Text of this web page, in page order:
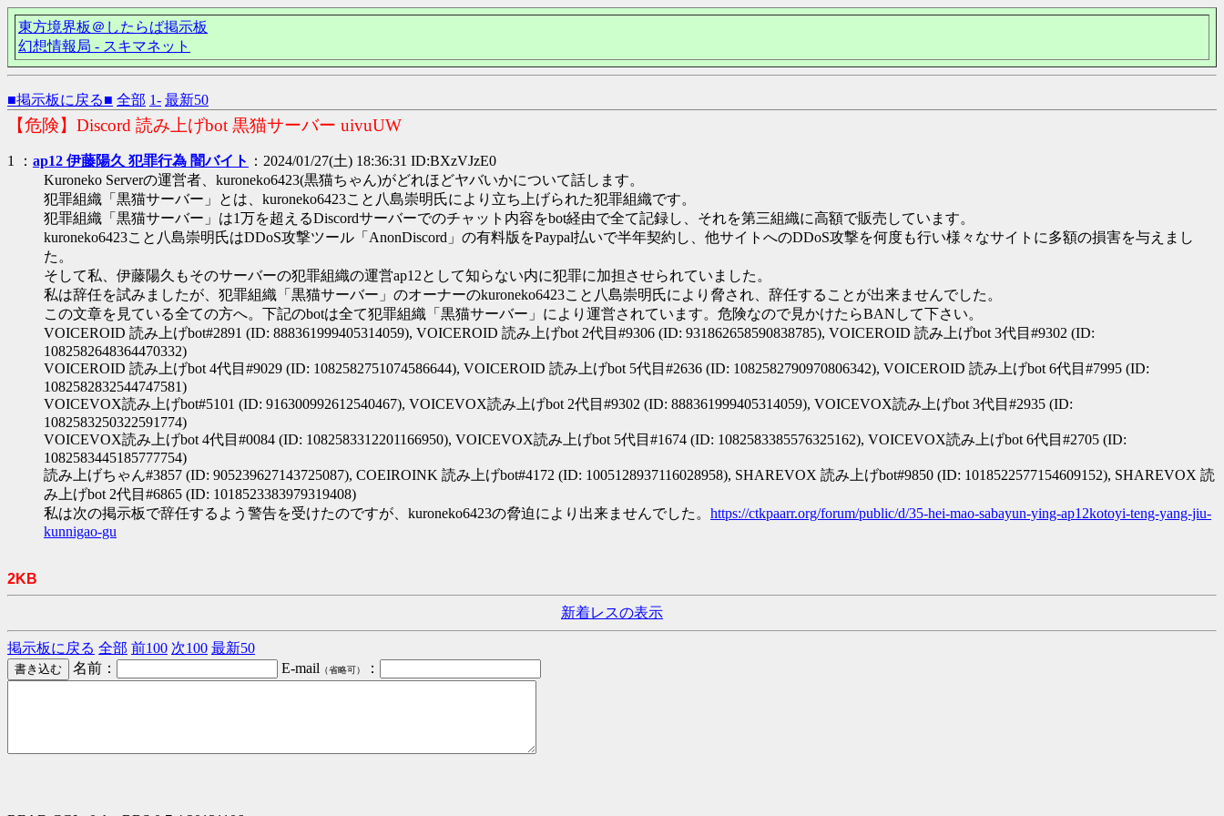
東方境界板＠したらば掲示板
幻想情報局 - スキマネット
■掲示板に戻る■ 全部 1- 最新50
【危険】Discord 読み上げbot 黒猫サーバー uivuUW
1 ： ap12 伊藤陽久 犯罪行為 闇バイト ：2024/01/27(土) 18:36:31 ID:BXzVJzE0
Kuroneko Serverの運営者、kuroneko6423(黒猫ちゃん)がどれほどヤバいかについて話します。
犯罪組織「黒猫サーバー」とは、kuroneko6423こと八島崇明氏により立ち上げられた犯罪組織です。
犯罪組織「黒猫サーバー」は1万を超えるDiscordサーバーでのチャット内容をbot経由で全て記録し、それを第三組織に高額で販売しています。
kuroneko6423こと八島崇明氏はDDoS攻撃ツール「AnonDiscord」の有料版をPaypal払いで半年契約し、他サイトへのDDoS攻撃を何度も行い様々なサイトに多額の損害を与えまし
た。
そして私、伊藤陽久もそのサーバーの犯罪組織の運営ap12として知らない内に犯罪に加担させられていました。
私は辞任を試みましたが、犯罪組織「黒猫サーバー」のオーナーのkuroneko6423こと八島崇明氏により脅され、辞任することが出来ませんでした。
この文章を見ている全ての方へ。下記のbotは全て犯罪組織「黒猫サーバー」により運営されています。危険なので見かけたらBANして下さい。
VOICEROID 読み上げbot#2891 (ID: 888361999405314059), VOICEROID 読み上げbot 2代目#9306 (ID: 931862658590838785), VOICEROID 読み上げbot 3代目#9302 (ID:
1082582648364470332)
VOICEROID 読み上げbot 4代目#9029 (ID: 1082582751074586644), VOICEROID 読み上げbot 5代目#2636 (ID: 1082582790970806342), VOICEROID 読み上げbot 6代目#7995 (ID:
1082582832544747581)
VOICEVOX読み上げbot#5101 (ID: 916300992612540467), VOICEVOX読み上げbot 2代目#9302 (ID: 888361999405314059), VOICEVOX読み上げbot 3代目#2935 (ID:
1082583250322591774)
VOICEVOX読み上げbot 4代目#0084 (ID: 1082583312201166950), VOICEVOX読み上げbot 5代目#1674 (ID: 1082583385576325162), VOICEVOX読み上げbot 6代目#2705 (ID:
1082583445185777754)
読み上げちゃん#3857 (ID: 905239627143725087), COEIROINK 読み上げbot#4172 (ID: 1005128937116028958), SHAREVOX 読み上げbot#9850 (ID: 1018522577154609152), SHAREVOX 読
み上げbot 2代目#6865 (ID: 1018523383979319408)
私は次の掲示板で辞任するよう警告を受けたのですが、kuroneko6423の脅迫により出来ませんでした。 https://ctkpaarr.org/forum/public/d/35-hei-mao-sabayun-ying-ap12kotoyi-teng-yang-jiu-
kunnigao-gu
2KB
新着レスの表示
掲示板に戻る 全部 前100 次100 最新50
名前：
E-mail （省略可） ：